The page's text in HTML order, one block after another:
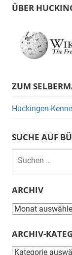
ÜBER
ZUM
Huckingen-
SUCHE AUF
Suchen
ARCHIV
Archiv
ARCHIV-
Archiv-